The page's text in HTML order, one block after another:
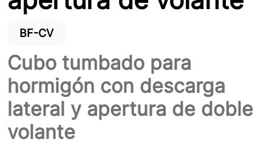
BF-CV
Cubo tumbado para
hormigón con descarga
lateral y apertura de doble
volante